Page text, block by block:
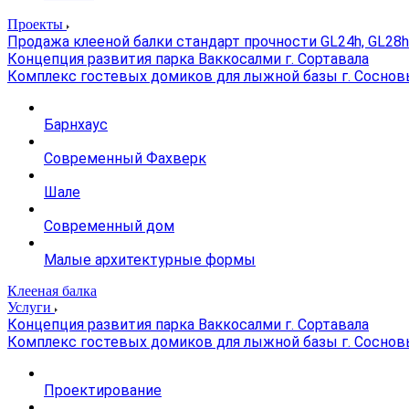
Проекты
Продажа клееной балки стандарт прочности GL24h, GL28h
Концепция развития парка Ваккосалми г. Сортавала
Комплекс гостевых домиков для лыжной базы г.
Барнхаус
Современный Фахверк
Шале
Современный дом
Малые архитектурные формы
Клееная балка
Услуги
Концепция развития парка Ваккосалми г. Сортавала
Комплекс гостевых домиков для лыжной базы г.
Проектирование